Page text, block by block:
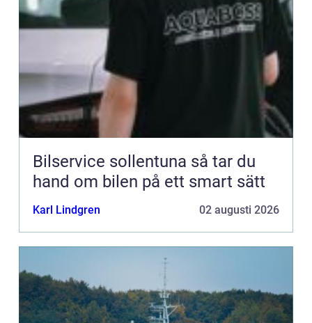
Bilservice sollentuna så tar du
hand om bilen på ett smart sätt
Karl Lindgren 02 augusti 2026